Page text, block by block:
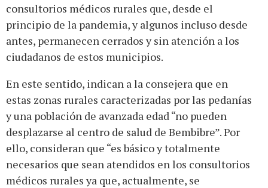
consultorios médicos rurales que, desde el
principio de la pandemia, y algunos incluso desde
antes, permanecen cerrados y sin atención a los
ciudadanos de estos municipios.
En este sentido, indican a la consejera que en
estas zonas rurales caracterizadas por las pedanías
y una población de avanzada edad “no pueden
desplazarse al centro de salud de Bembibre”. Por
ello, consideran que “es básico y totalmente
necesarios que sean atendidos en los consultorios
médicos rurales ya que, actualmente, se